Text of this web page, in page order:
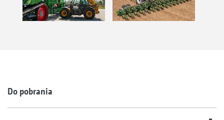
Do pobrania